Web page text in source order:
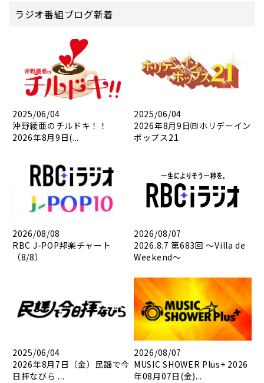
ラジオ番組ブログ新着
2025/06/04
沖野綾亜のチルドキ！！
2026年8月9日(...
2025/06/04
2026年8月9日㈰ホリデーイン
ポップス21
2026/08/08
RBC J-POP邦楽チャート
（8/8）
2026/08/07
2026.8.7 第683回 ～Villa de
Weekend～
2025/06/04
2026年8月7日（金）民謡で今
日拝なびら ...
2026/08/07
MUSIC SHOWER Plus+ 2026
年08月07日(金)...